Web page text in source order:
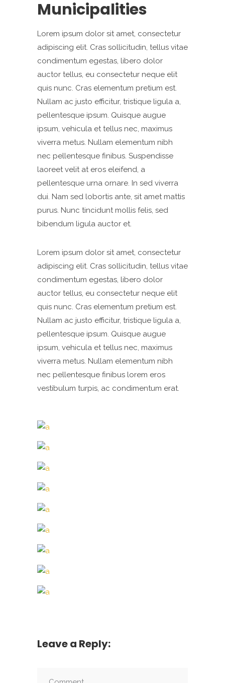
Municipalities
Lorem ipsum dolor sit amet, consectetur
adipiscing elit. Cras sollicitudin, tellus vitae
condimentum egestas, libero dolor
auctor tellus, eu consectetur neque elit
quis nunc. Cras elementum pretium est.
Nullam ac justo efficitur, tristique ligula a,
pellentesque ipsum. Quisque augue
ipsum, vehicula et tellus nec, maximus
viverra metus. Nullam elementum nibh
nec pellentesque finibus. Suspendisse
laoreet velit at eros eleifend, a
pellentesque urna ornare. In sed viverra
dui. Nam sed lobortis ante, sit amet mattis
purus. Nunc tincidunt mollis felis, sed
bibendum ligula auctor et.
Lorem ipsum dolor sit amet, consectetur
adipiscing elit. Cras sollicitudin, tellus vitae
condimentum egestas, libero dolor
auctor tellus, eu consectetur neque elit
quis nunc. Cras elementum pretium est.
Nullam ac justo efficitur, tristique ligula a,
pellentesque ipsum. Quisque augue
ipsum, vehicula et tellus nec, maximus
viverra metus. Nullam elementum nibh
nec pellentesque finibus lorem eros
vestibulum turpis, ac condimentum erat.
Leave a Reply: